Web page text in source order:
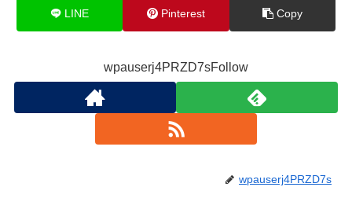
LINE Pinterest Copy
wpauserj4PRZD7sFollow
wpauserj4PRZD7s